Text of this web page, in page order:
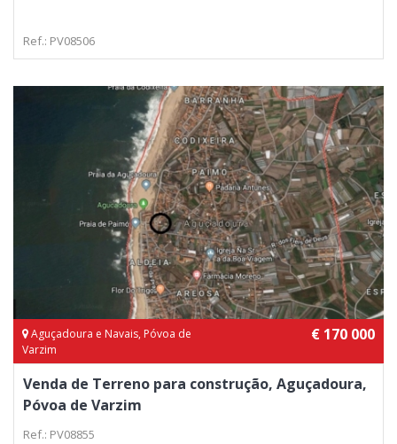
Ref.: PV08506
Aguçadoura e Navais, Póvoa de
Varzim
€ 170 000
Venda de Terreno para construção, Aguçadoura,
Póvoa de Varzim
Ref.: PV08855